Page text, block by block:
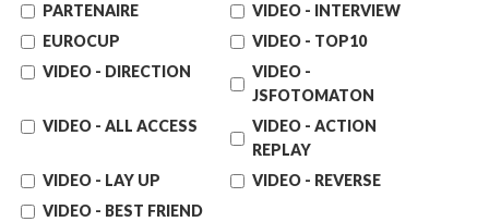
PARTENAIRE
VIDEO - INTERVIEW
EUROCUP
VIDEO - TOP10
VIDEO - DIRECTION
VIDEO -
JSFOTOMATON
VIDEO - ALL ACCESS
VIDEO - ACTION
REPLAY
VIDEO - LAY UP
VIDEO - REVERSE
VIDEO - BEST FRIEND